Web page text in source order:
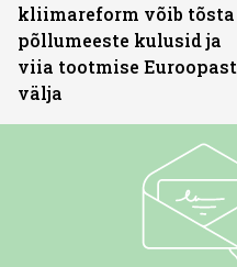
kliimareform võib tõsta
põllumeeste kulusid ja
viia tootmise Euroopast
välja